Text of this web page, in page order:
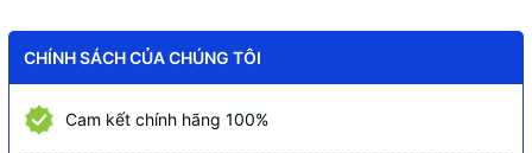
HDR Có, HDR10, HLG, Dolby Vision
Haze 47%
Góc hiển thị Hỗ trợ ngang, dọc, nghiêng
CHÍNH SÁCH CỦA CHÚNG TÔI
Cam kết chính hãng 100%